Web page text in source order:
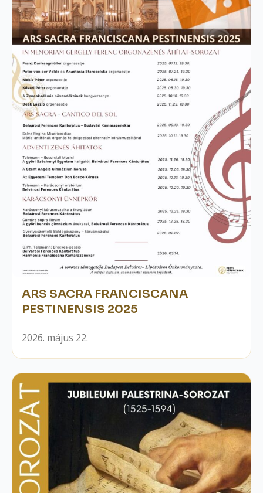
ARS SACRA FRANCISCANA
PESTINENSIS 2025
2026. május 22.